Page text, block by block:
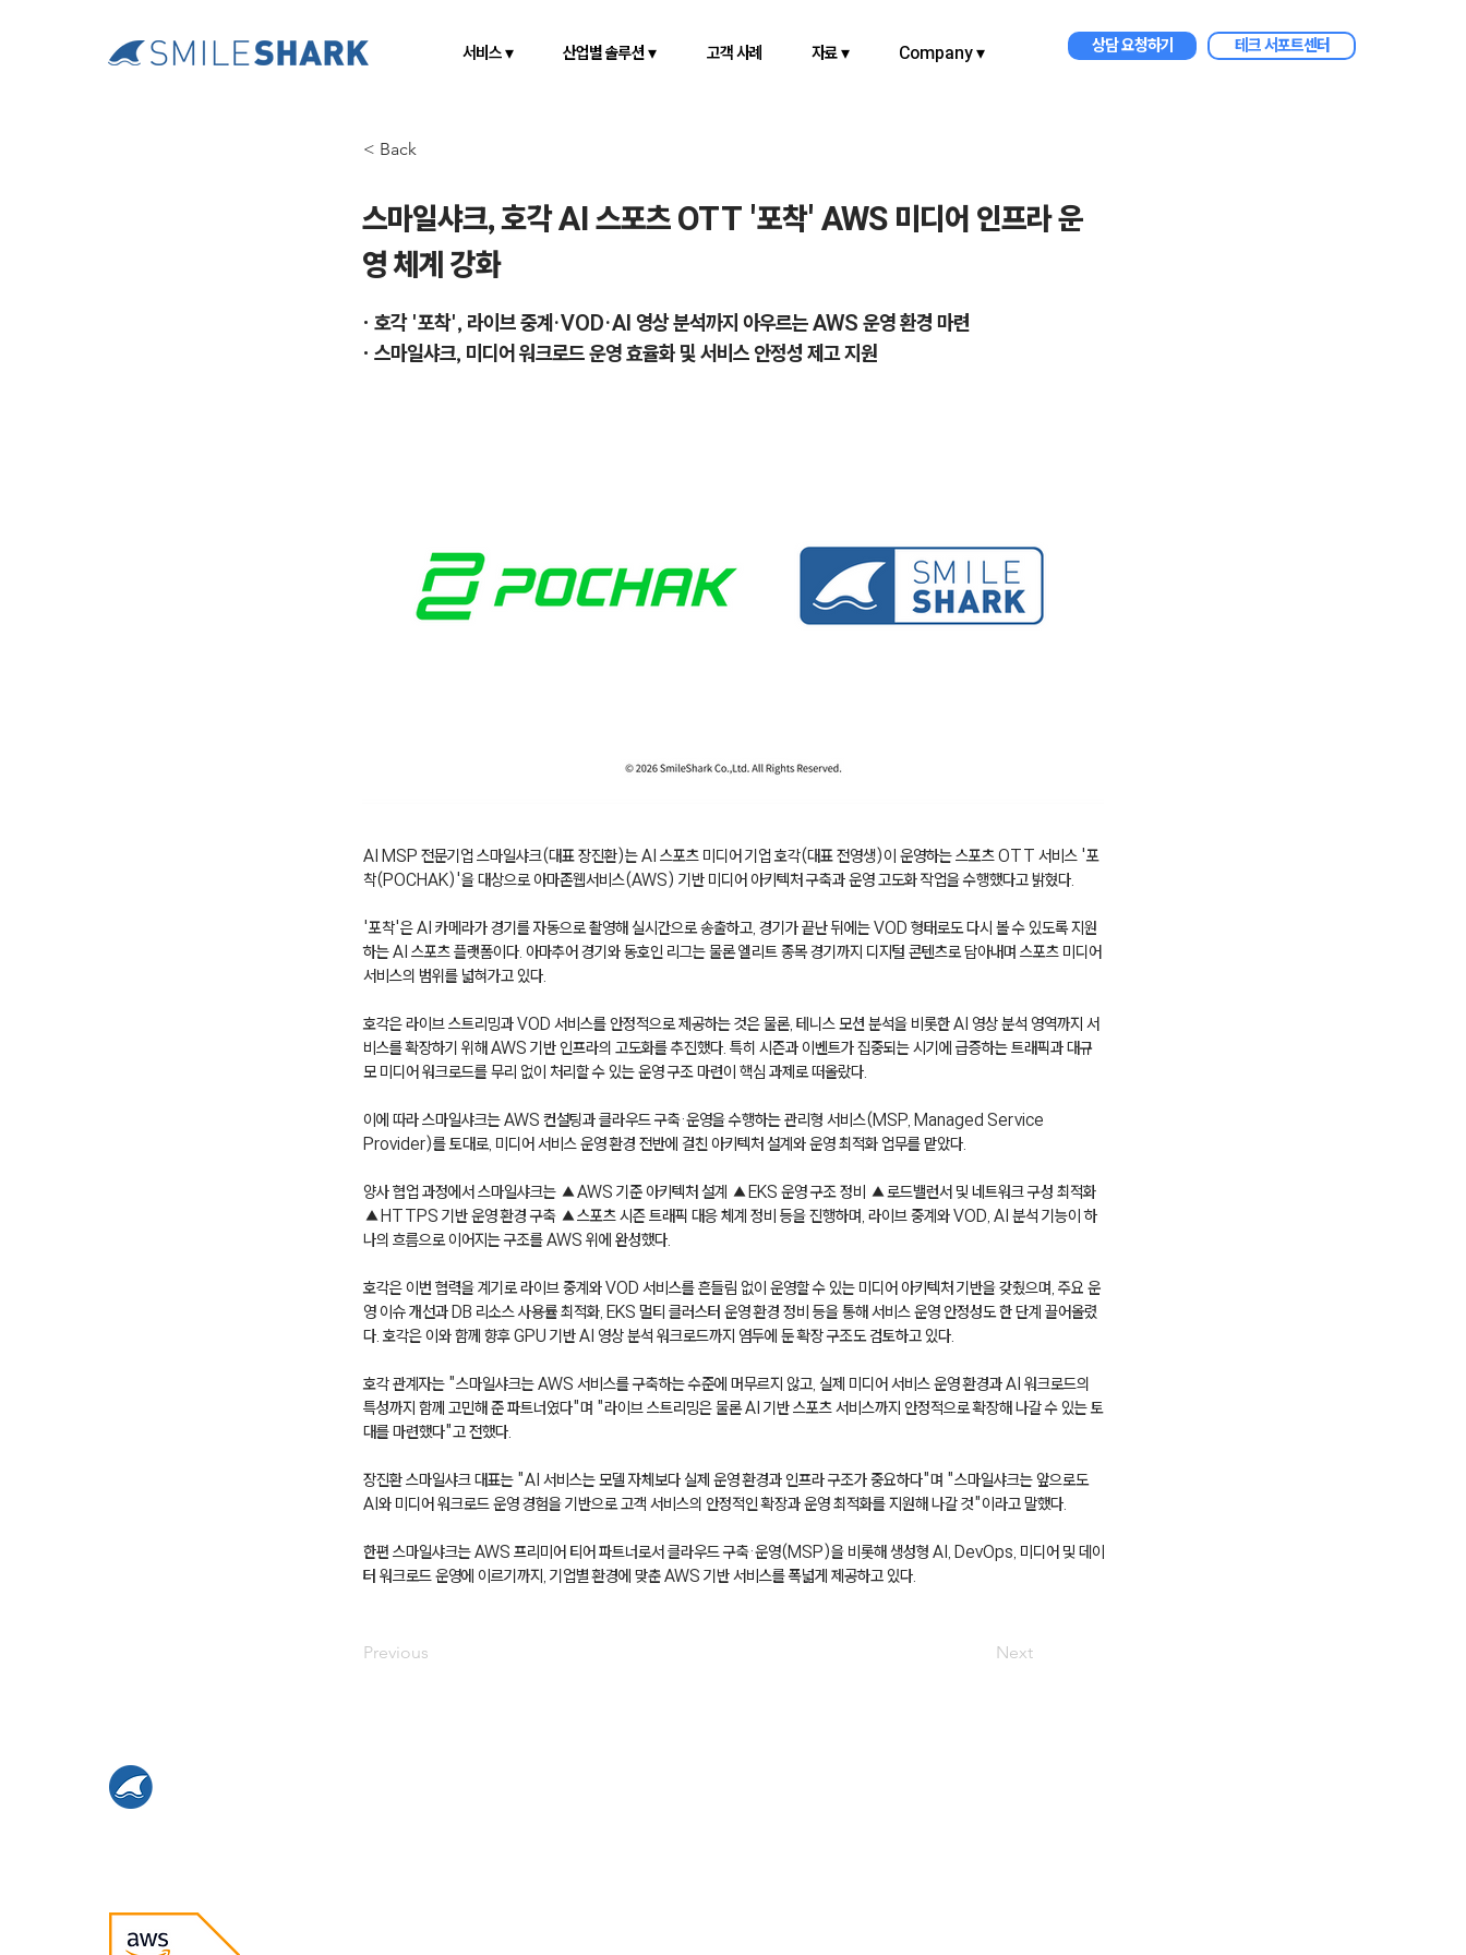
서비스 ▾ 산업별 솔루션 ▾ 고객 사례 자료 ▾ Company ▾ 상담 요청하기 테크 서포트센터
< Back
스마일샤크, 호각 AI 스포츠 OTT '포착' AWS 미디어 인프라 운
영 체계 강화
• 호각 '포착', 라이브 중계·VOD·AI 영상 분석까지 아우르는 AWS 운영 환경 마련
• 스마일샤크, 미디어 워크로드 운영 효율화 및 서비스 안정성 제고 지원
AI MSP 전문기업 스마일샤크(대표 장진환)는 AI 스포츠 미디어 기업 호각(대표 전영생)이 운영하는 스포츠 OTT 서비스 '포
착(POCHAK)'을 대상으로 아마존웹서비스(AWS) 기반 미디어 아키텍처 구축과 운영 고도화 작업을 수행했다고 밝혔다.
'포착'은 AI 카메라가 경기를 자동으로 촬영해 실시간으로 송출하고, 경기가 끝난 뒤에는 VOD 형태로도 다시 볼 수 있도록 지원
하는 AI 스포츠 플랫폼이다. 아마추어 경기와 동호인 리그는 물론 엘리트 종목 경기까지 디지털 콘텐츠로 담아내며 스포츠 미디어
서비스의 범위를 넓혀가고 있다.
호각은 라이브 스트리밍과 VOD 서비스를 안정적으로 제공하는 것은 물론, 테니스 모션 분석을 비롯한 AI 영상 분석 영역까지 서
비스를 확장하기 위해 AWS 기반 인프라의 고도화를 추진했다. 특히 시즌과 이벤트가 집중되는 시기에 급증하는 트래픽과 대규
모 미디어 워크로드를 무리 없이 처리할 수 있는 운영 구조 마련이 핵심 과제로 떠올랐다.
이에 따라 스마일샤크는 AWS 컨설팅과 클라우드 구축·운영을 수행하는 관리형 서비스(MSP, Managed Service
Provider)를 토대로, 미디어 서비스 운영 환경 전반에 걸친 아키텍처 설계와 운영 최적화 업무를 맡았다.
양사 협업 과정에서 스마일샤크는 ▲AWS 기준 아키텍처 설계 ▲EKS 운영 구조 정비 ▲로드밸런서 및 네트워크 구성 최적화
▲HTTPS 기반 운영 환경 구축 ▲스포츠 시즌 트래픽 대응 체계 정비 등을 진행하며, 라이브 중계와 VOD, AI 분석 기능이 하
나의 흐름으로 이어지는 구조를 AWS 위에 완성했다.
호각은 이번 협력을 계기로 라이브 중계와 VOD 서비스를 흔들림 없이 운영할 수 있는 미디어 아키텍처 기반을 갖췄으며, 주요 운
영 이슈 개선과 DB 리소스 사용률 최적화, EKS 멀티 클러스터 운영 환경 정비 등을 통해 서비스 운영 안정성도 한 단계 끌어올렸
다. 호각은 이와 함께 향후 GPU 기반 AI 영상 분석 워크로드까지 염두에 둔 확장 구조도 검토하고 있다.
호각 관계자는 "스마일샤크는 AWS 서비스를 구축하는 수준에 머무르지 않고, 실제 미디어 서비스 운영 환경과 AI 워크로드의
특성까지 함께 고민해 준 파트너였다"며 "라이브 스트리밍은 물론 AI 기반 스포츠 서비스까지 안정적으로 확장해 나갈 수 있는 토
대를 마련했다"고 전했다.
장진환 스마일샤크 대표는 "AI 서비스는 모델 자체보다 실제 운영 환경과 인프라 구조가 중요하다"며 "스마일샤크는 앞으로도
AI와 미디어 워크로드 운영 경험을 기반으로 고객 서비스의 안정적인 확장과 운영 최적화를 지원해 나갈 것"이라고 말했다.
한편 스마일샤크는 AWS 프리미어 티어 파트너로서 클라우드 구축·운영(MSP)을 비롯해 생성형 AI, DevOps, 미디어 및 데이
터 워크로드 운영에 이르기까지, 기업별 환경에 맞춘 AWS 기반 서비스를 폭넓게 제공하고 있다.
Previous Next